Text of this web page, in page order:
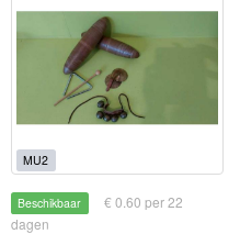
MU2
Beschikbaar
€ 0.60 per 22
dagen